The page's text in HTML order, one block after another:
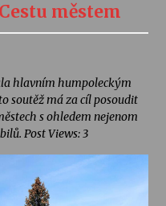
městem
hlavním humpoleckým
soutěž má za cíl posoudit
s ohledem nejenom
Post Views: 3